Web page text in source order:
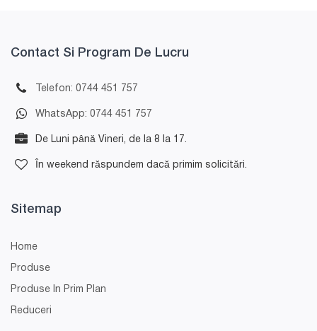
Contact Si Program De Lucru
Telefon: 0744 451 757
WhatsApp: 0744 451 757
De Luni până Vineri, de la 8 la 17.
În weekend răspundem dacă primim solicitări.
Sitemap
Home
Produse
Produse In Prim Plan
Reduceri